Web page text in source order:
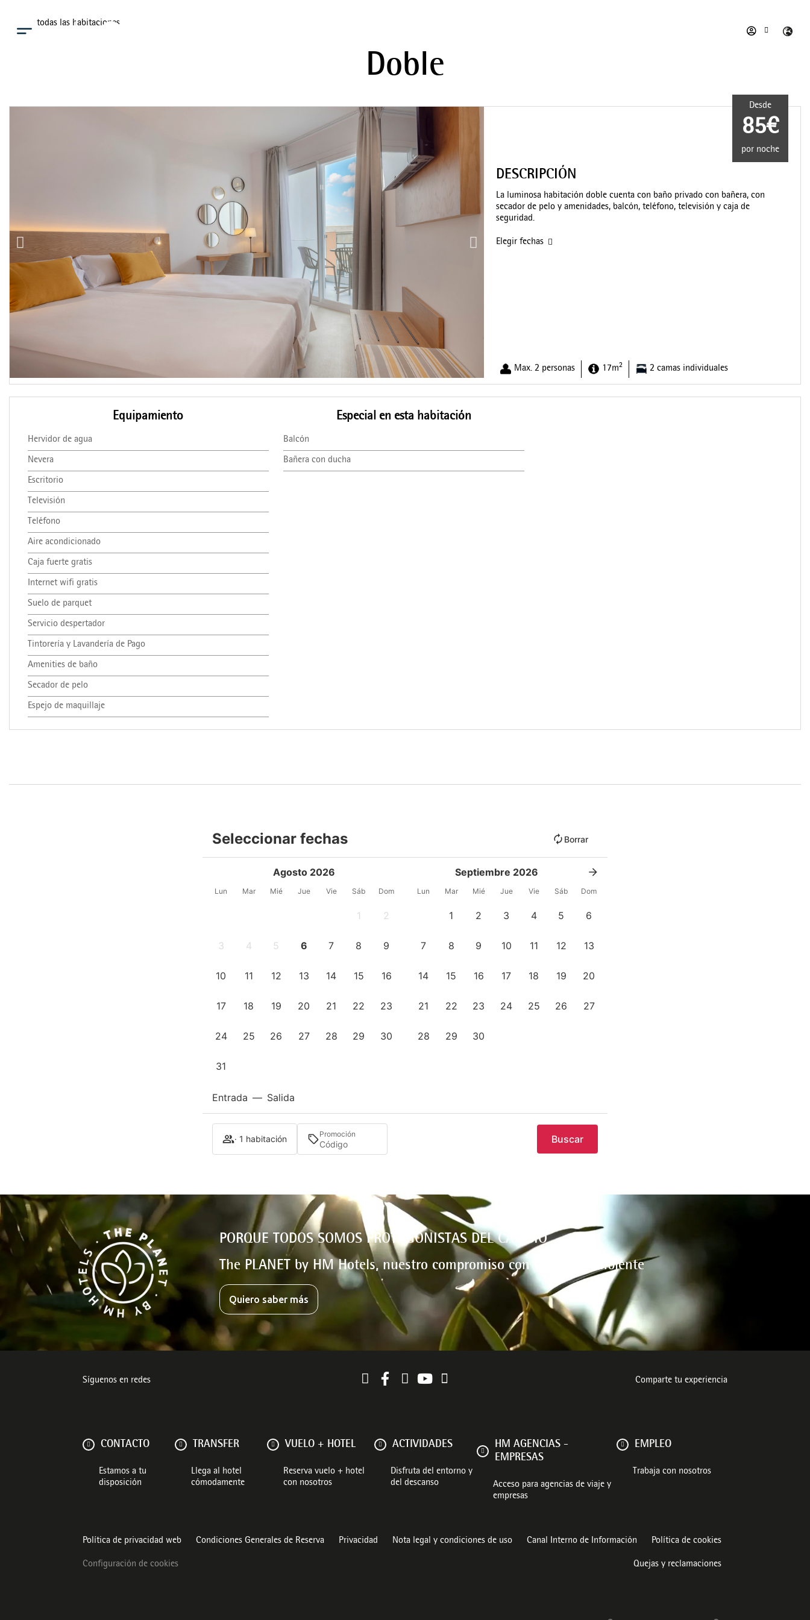
Ver todas las habitaciones
Doble
Max. 2 personas 17m2 2 camas individuales
Desde
85€
por noche
DESCRIPCIÓN
La luminosa habitación doble cuenta con baño privado con bañera, con
secador de pelo y amenidades, balcón, teléfono, televisión y caja de
seguridad.
Elegir fechas
Equipamiento
Hervidor de agua
Nevera
Escritorio
Televisión
Teléfono
Aire acondicionado
Caja fuerte gratis
Internet wifi gratis
Suelo de parquet
Servicio despertador
Tintorería y Lavandería de Pago
Amenities de baño
Secador de pelo
Espejo de maquillaje
Especial en esta habitación
Balcón
Bañera con ducha
Seleccionar fechas Borrar
Agosto 2026
Lun Mar Mié Jue Vie Sáb Dom
1 2
3 4 5 6 7 8 9
10 11 12 13 14 15 16
17 18 19 20 21 22 23
24 25 26 27 28 29 30
31
Septiembre 2026
Lun Mar Mié Jue Vie Sáb Dom
1 2 3 4 5 6
7 8 9 10 11 12 13
14 15 16 17 18 19 20
21 22 23 24 25 26 27
28 29 30
Entrada — Salida
· 1 habitación Promoción Buscar
PORQUE TODOS SOMOS PROTAGONISTAS DEL CAMBIO
The PLANET by HM Hotels, nuestro compromiso con el medio ambiente
Quiero saber más
Síguenos en redes Comparte tu experiencia
CONTACTO
Estamos a tu
disposición
TRANSFER
Llega al hotel
cómodamente
VUELO + HOTEL
Reserva vuelo + hotel
con nosotros
ACTIVIDADES
Disfruta del entorno y
del descanso
HM AGENCIAS -
EMPRESAS
Acceso para agencias de viaje y
empresas
EMPLEO
Trabaja con nosotros
Política de privacidad web Condiciones Generales de Reserva Privacidad Nota legal y condiciones de uso Canal Interno de Información Política de cookies
Configuración de cookies Quejas y reclamaciones